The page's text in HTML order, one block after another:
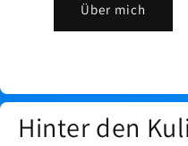
Über mich
Hinter den